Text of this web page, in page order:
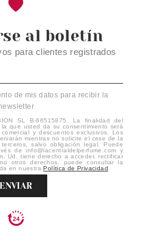
al boletín
para clientes registrados
de mis datos para recibir la
SL B-66515875. La finalidad del
que usted da su consentimiento será
y descuentos exclusivos. Los
mientras no solicite el cese de la
salvo obligación legal. Puede
de info@lacentraldelperfume.com y
Ud. tiene derecho a acceder, rectificar
otros derechos, puede consultar la
en nuestraPolítica de Privacidad
ENVIAR